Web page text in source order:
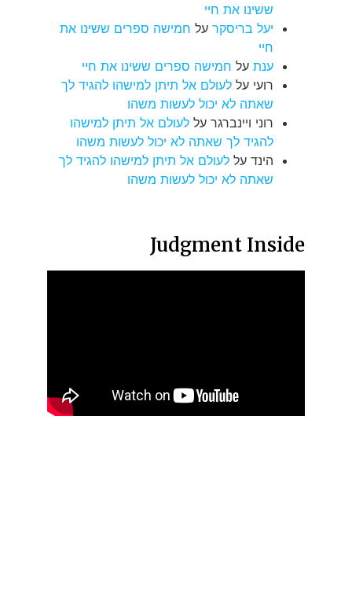
ששינו את חיי
יעל בריסקר על חמישה ספרים ששינו את
חיי
ענת על חמישה ספרים ששינו את חיי
רועי על לעולם אל תיתן למישהו להגיד לך
שאתה לא יכול לעשות משהו
רוני ויינברגר על לעולם אל תיתן למישהו
להגיד לך שאתה לא יכול לעשות משהו
הינד על לעולם אל תיתן למישהו להגיד לך
שאתה לא יכול לעשות משהו
Judgment Inside